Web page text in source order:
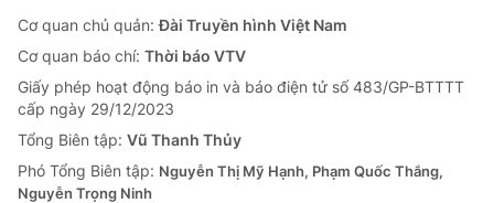
Cơ quan chủ quản:Đài Truyền hình Việt Nam
Cơ quan báo chí: Thời báo VTV
Giấy phép hoạt động báo in và báo điện tử số 483/GP-BTTTT
cấp ngày 29/12/2023
Tổng Biên tập: Vũ Thanh Thủy
Phó Tổng Biên tập: Nguyễn Thị Mỹ Hạnh, Phạm Quốc Thắng,
Nguyễn Trọng Ninh